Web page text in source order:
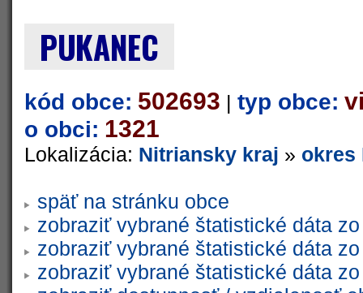
PUKANEC
kód obce: 502693 | typ obce:
o obci: 1321
Lokalizácia: Nitriansky kraj » okres
späť na stránku obce
zobraziť vybrané štatistické dáta
zobraziť vybrané štatistické dáta
zobraziť vybrané štatistické dáta